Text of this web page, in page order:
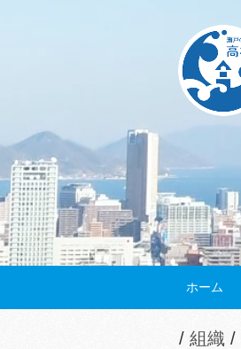
ホーム
組織